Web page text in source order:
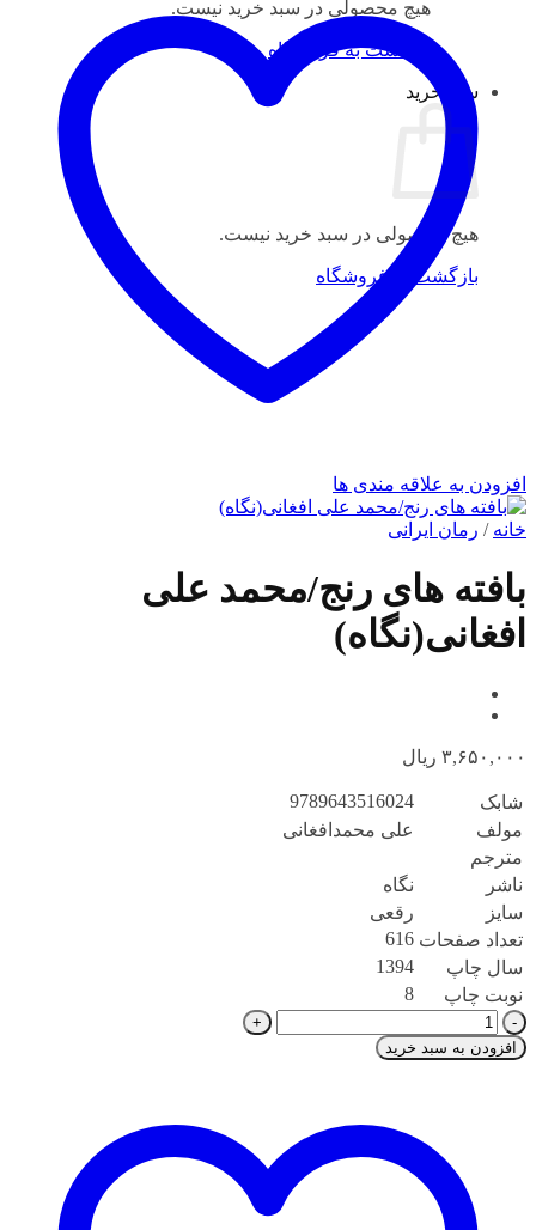
هیچ محصولی در سبد خرید نیست.
بازگشت به فروشگاه
سبد خرید
هیچ محصولی در سبد خرید نیست.
بازگشت به فروشگاه
افزودن به علاقه مندی ها
خانه / رمان ایرانی
بافته های رنج/محمد علی
افغانی(نگاه)
۳,۶۵۰,۰۰۰ ریال
شابک
9789643516024
مولف
علی محمدافغانی
مترجم
ناشر
نگاه
سایز
رقعی
تعداد صفحات 616
سال چاپ
1394
نوبت چاپ
8
بافته
های
رنج/
افغانی(نگاه)
افزودن به سبد خرید